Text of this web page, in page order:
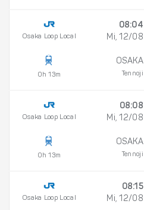
Osaka Loop Local
0h 13m
08:04
Mi, 12/08
OSAKA
Tennoji
Osaka Loop Local
0h 13m
08:08
Mi, 12/08
OSAKA
Tennoji
Osaka Loop Local
08:15
Mi, 12/08